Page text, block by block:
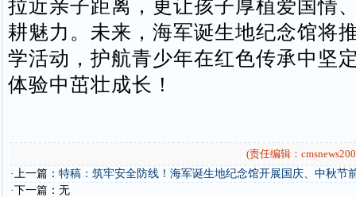
拉近亲子距离，更让孩子厚植爱国情
耕魅力。未来，海军诞生地纪念馆将
学活动，护航青少年在红色传承中坚
体验中茁壮成长！
(责任编辑：
·上一篇： 特稿：筑牢安全防线！海军诞生地纪念馆开展国庆、中秋节
·下一篇：无